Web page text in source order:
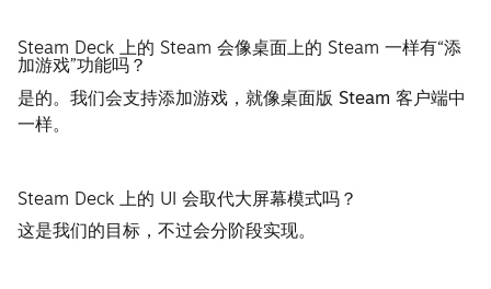
Steam Deck 上的 Steam 会像桌面上的 Steam 一样有“添
加游戏”功能吗？
是的。我们会支持添加游戏，就像桌面版 Steam 客户端中
一样。
Steam Deck 上的 UI 会取代大屏幕模式吗？
这是我们的目标，不过会分阶段实现。